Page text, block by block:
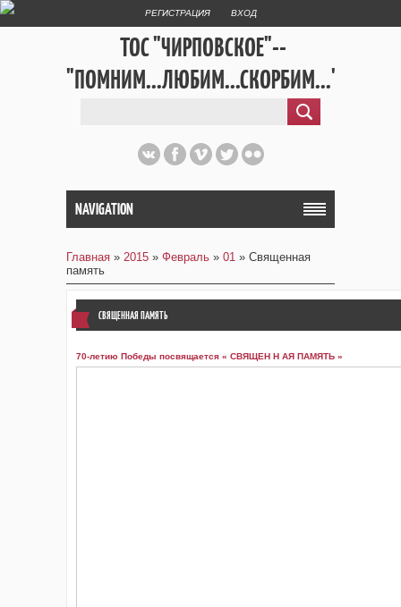
РЕГИСТРАЦИЯ ВХОД
ТОС "ЧИРПОВСКОЕ"--
"ПОМНИМ...ЛЮБИМ...СКОРБИМ..."
NAVIGATION
Главная » 2015 » Февраль » 01 » Священная
память
СВЯЩЕННАЯ ПАМЯТЬ
70-летию Победы посвящается « СВЯЩЕН Н АЯ ПАМЯТЬ »